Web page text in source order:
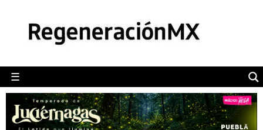
☰
POLÍTICA
CAMALEÓN
OPINIÓN